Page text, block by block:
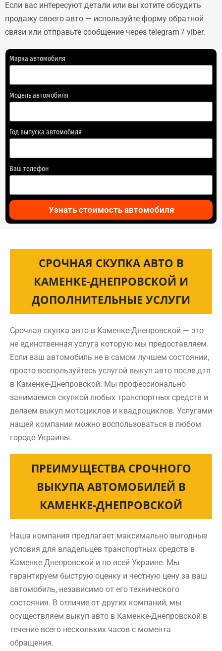
Если вас интересуют детали или вы хотите обсудить
продажу своего авто — используйте форму обратной
связи или отправьте сообщение через telegram / viber.
Марка автомобиля
Модель автомобиля
Год выпуска автомобиля
Ваш телефон
Узнать стоимость автомобиля
СРОЧНАЯ СКУПКА АВТО В
КАМЕНКЕ-ДНЕПРОВСКОЙ И
ДОПОЛНИТЕЛЬНЫЕ УСЛУГИ
Срочная скупка авто в Каменке-Днепровской — это
не единственная услуга которую мы предоставляем.
Если ваш автомобиль не в самом лучшем состоянии,
просто воспользуйтесь услугой выкуп авто после дтп
в Каменке-Днепровской. Мы профессионально
занимаемся скупкой любых транспортных средств и
делаем выкуп мотоциклов и квадроциклов. Услугами
нашей компании можно воспользоваться в любом
городе Украины.
ПРЕИМУЩЕСТВА СРОЧНОГО
ВЫКУПА АВТОМОБИЛЕЙ В
КАМЕНКЕ-ДНЕПРОВСКОЙ
Наша компания предлагает максимально выгодные
условия для владельцев транспортных средств в
Каменке-Днепровской и по всей Украине. Мы
гарантируем быструю оценку и честную цену за ваш
автомобиль, независимо от его технического
состояния. В отличие от других компаний, мы
осуществляем выкуп авто в Каменке-Днепровской в
течение всего нескольких часов с момента
обращения.